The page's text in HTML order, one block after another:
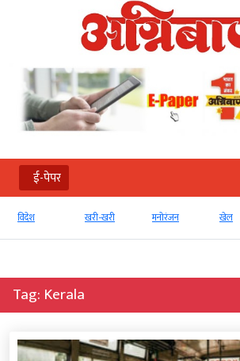
ई-पेपर
खरी-खरी मनोरंजन खेल राजनीति
Tag: Kerala